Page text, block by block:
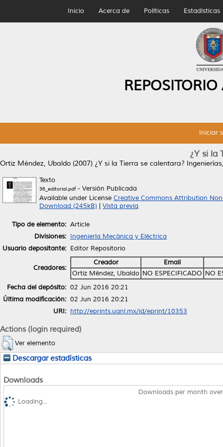
Inicio Acerca de Políticas Estadísticas
Iniciar
¿Y si la
Ortiz Méndez, Ubaldo (2007) ¿Y si la Tierra se calentara?
Texto
36_editorial.pdf- Versión Publicada
Available under License Creative Commons Attribution
Download (245kB)
Vista previa
Tipo de elemento: Article
Divisiones: Ingeniería Mecánica y Eléctrica
Usuario depositante: Editor Repositorio
Creadores:
Creador
Email
Ortiz Méndez, Ubaldo NO ESPECIFICADO NO
Fecha del depósito: 02 Jun 2016 20:21
Última modificación: 02 Jun 2016 20:21
URI: http://eprints.uanl.mx/id/eprint/10353
Actions (login required)
Ver elemento
Descargar estadísticas
Downloads
Downloads per month
Loading...